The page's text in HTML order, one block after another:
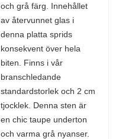
och grå färg. Innehållet
av återvunnet glas i
denna platta sprids
konsekvent över hela
biten. Finns i vår
branschledande
standardstorlek och 2 cm
tjocklek. Denna sten är
en chic taupe underton
och varma grå nyanser.